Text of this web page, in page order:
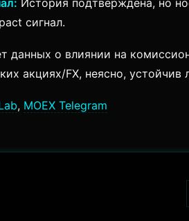
История подтверждена, но
сигнал.
данных о влиянии на
акциях/FX, неясно,
, MOEX Telegram